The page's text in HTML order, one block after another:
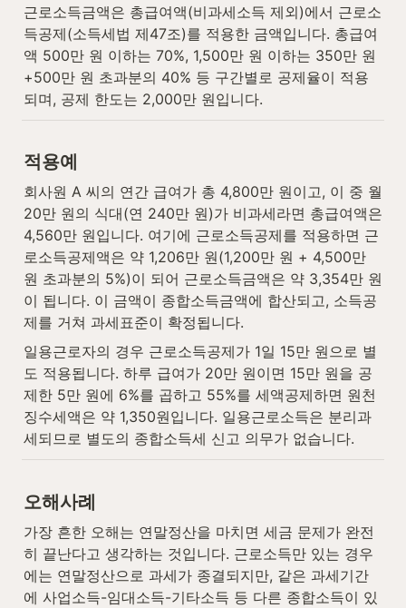
근로소득금액은 총급여액(비과세소득 제외)에서 근로소
득공제(소득세법 제47조)를 적용한 금액입니다. 총급여
액 500만 원 이하는 70%, 1,500만 원 이하는 350만 원
+500만 원 초과분의 40% 등 구간별로 공제율이 적용
되며, 공제 한도는 2,000만 원입니다.
적용예
회사원 A 씨의 연간 급여가 총 4,800만 원이고, 이 중 월
20만 원의 식대(연 240만 원)가 비과세라면 총급여액은
4,560만 원입니다. 여기에 근로소득공제를 적용하면 근
로소득공제액은 약 1,206만 원(1,200만 원 + 4,500만
원 초과분의 5%)이 되어 근로소득금액은 약 3,354만 원
이 됩니다. 이 금액이 종합소득금액에 합산되고, 소득공
제를 거쳐 과세표준이 확정됩니다.
일용근로자의 경우 근로소득공제가 1일 15만 원으로 별
도 적용됩니다. 하루 급여가 20만 원이면 15만 원을 공
제한 5만 원에 6%를 곱하고 55%를 세액공제하면 원천
징수세액은 약 1,350원입니다. 일용근로소득은 분리과
세되므로 별도의 종합소득세 신고 의무가 없습니다.
오해사례
가장 흔한 오해는 연말정산을 마치면 세금 문제가 완전
히 끝난다고 생각하는 것입니다. 근로소득만 있는 경우
에는 연말정산으로 과세가 종결되지만, 같은 과세기간
에 사업소득-임대소득-기타소득 등 다른 종합소득이 있